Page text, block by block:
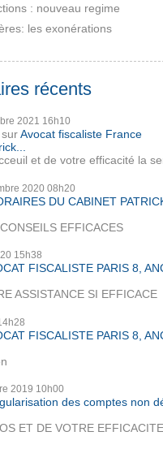
: nouveau regime
les exonérations
récents
2021 16h10
surAvocat fiscaliste France
et de votre efficacité la
2020 08h20
DU CABINET
EFFICACES
15h38
FISCALISTE PARIS 8,
ASSISTANCE SI EFFICACE
FISCALISTE PARIS 8,
2019 10h00
des comptes non
ET DE VOTRE EFFICACITE